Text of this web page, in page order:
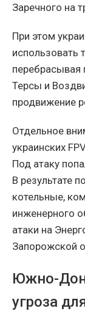
Заречного на
При этом
использовать
перебрасывая
Терсы и
продвижение
Отдельное
украинских
Под атаку
В результате
котельные,
инженерного
атаки на
Запорожской
Южно-
угроза